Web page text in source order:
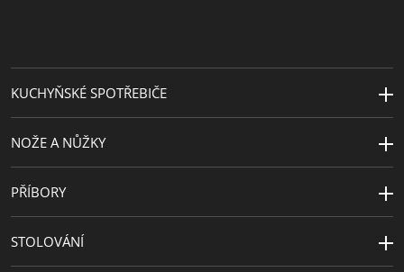
KUCHYŇSKÉ SPOTŘEBIČE
NOŽE A NŮŽKY
PŘÍBORY
STOLOVÁNÍ